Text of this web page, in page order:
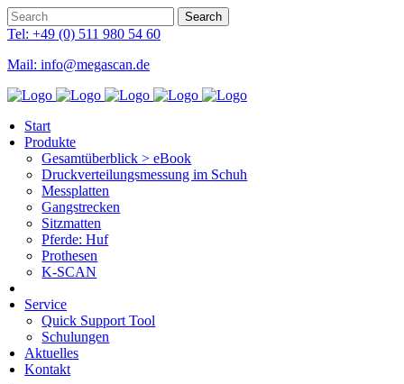
Tel: +49 (0) 511 980 54 60
Mail: info@megascan.de
Start
Produkte
Gesamtüberblick > eBook
Druckverteilungsmessung im Schuh
Messplatten
Gangstrecken
Sitzmatten
Pferde: Huf
Prothesen
K-SCAN
Service
Quick Support Tool
Schulungen
Aktuelles
Kontakt